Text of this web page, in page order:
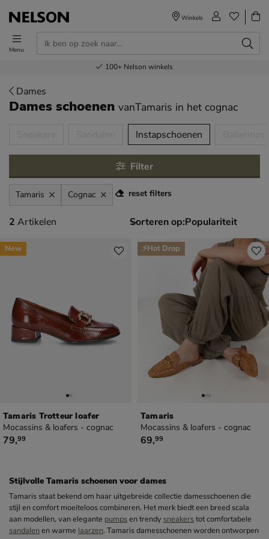
Menu
Winkels
Voor 23.00u besteld,volgende dag in huis
Gratisverzending en retour
Bestel nu,betaal later
100+ Nelson winkels
Dames
Dames schoenen vanTamaris in het cognac
Instapschoenen
Filter
Tamaris Cognac reset filters
2 artikelen
2 Artikelen Sorteren op:
Tamaris Trotteur loafer
Mocassins & loafers - cognac
€ 79,99
79,99
New
Tamaris
Mocassins & loafers - cognac
€ 69,99
69,99
⚡Hot Drop
Stijlvolle Tamaris schoenen voor dames
Tamaris staat bekend om haar uitgebreide collectie damesschoenen die
stijl en comfort moeiteloos combineren. Het merk biedt een breed scala
aan modellen, van elegante pumpsen trendy sneakerstot comfortabele
sandalenen warme laarzen. Tamaris damesschoenen worden ontworpen